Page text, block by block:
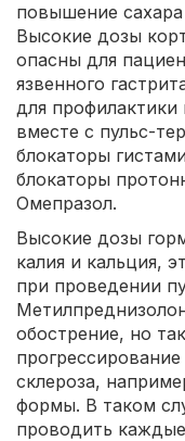
повышение
Высокие дозы
опасны для
язвенного
для профилактики
вместе с пульс-
блокаторы
блокаторы
Омепразол.
Высокие дозы
калия и кальция,
при проведении
обострение, но
склероза,
формы. В таком
проводить